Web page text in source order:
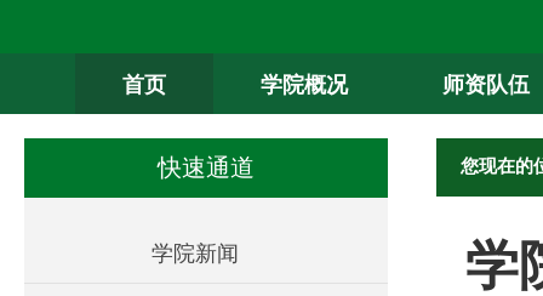
首页 学院概况 师资队伍
快速通道
学院新闻
您现在的
学